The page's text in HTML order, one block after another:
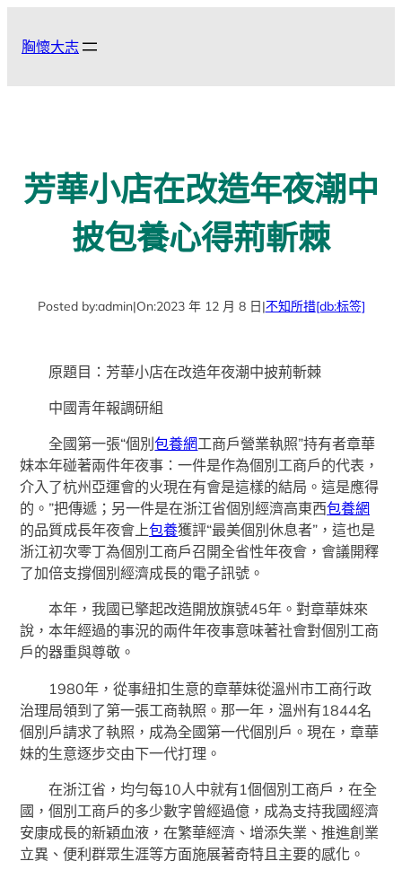
胸懷大志
芳華小店在改造年夜潮中
披包養心得荊斬棘
Posted by:admin|On:2023 年 12 月 8 日|不知所措[db:标签]
原題目：芳華小店在改造年夜潮中披荊斬棘
中國青年報調研組
全國第一張“個別包養網工商戶營業執照”持有者章華
妹本年碰著兩件年夜事：一件是作為個別工商戶的代表，
介入了杭州亞運會的火現在有會是這樣的結局。這是應得
的。”把傳遞；另一件是在浙江省個別經濟高東西包養網
的品質成長年夜會上包養獲評“最美個別休息者”，這也是
浙江初次零丁為個別工商戶召開全省性年夜會，會議開釋
了加倍支撐個別經濟成長的電子訊號。
本年，我國已擎起改造開放旗號45年。對章華妹來
說，本年經過的事況的兩件年夜事意味著社會對個別工商
戶的器重與尊敬。
1980年，從事紐扣生意的章華妹從溫州市工商行政
治理局領到了第一張工商執照。那一年，溫州有1844名
個別戶請求了執照，成為全國第一代個別戶。現在，章華
妹的生意逐步交由下一代打理。
在浙江省，均勻每10人中就有1個個別工商戶，在全
國，個別工商戶的多少數字曾經過億，成為支持我國經濟
安康成長的新穎血液，在繁華經濟、增添失業、推進創業
立異、便利群眾生涯等方面施展著奇特且主要的感化。